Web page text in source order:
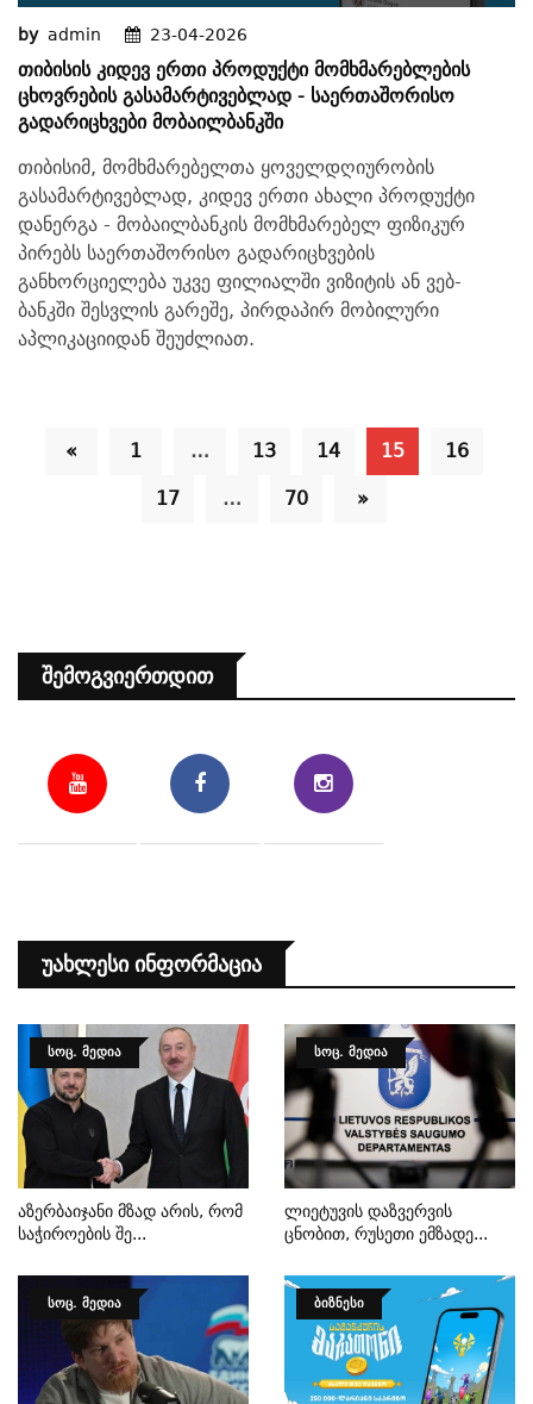
by admin 23-04-2026
Თიბისის Კიდევ Ერთი Პროდუქტი Მომხმარებლების
Ცხოვრების Გასამარტივებლად - Საერთაშორისო
Გადარიცხვები Მობაილბანკში
თიბისიმ, მომხმარებელთა ყოველდღიურობის
გასამარტივებლად, კიდევ ერთი ახალი პროდუქტი
დანერგა - მობაილბანკის მომხმარებელ ფიზიკურ
პირებს საერთაშორისო გადარიცხვების
განხორციელება უკვე ფილიალში ვიზიტის ან ვებ-
ბანკში შესვლის გარეშე, პირდაპირ მობილური
აპლიკაციიდან შეუძლიათ.
« 1 … 13 14 15 16
17 … 70 »
Შემოგვიერთდით
Უახლესი Ინფორმაცია
ᲡᲝᲪ. ᲛᲔᲓᲘᲐ
Აზერბაიჯანი Მზად Არის, Რომ
Საჭიროების Შე...
ᲡᲝᲪ. ᲛᲔᲓᲘᲐ
Ლიეტუვის Დაზვერვის
Ცნობით, Რუსეთი Ემზადე...
ᲡᲝᲪ. ᲛᲔᲓᲘᲐ ᲑᲘᲖᲜᲔᲡᲘ